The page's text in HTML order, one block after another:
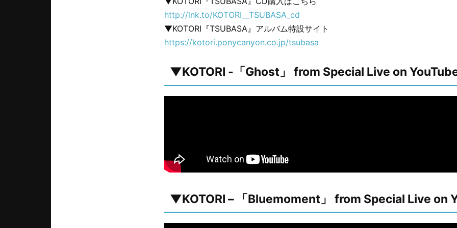
http://lnk.to/KOTORI__TSUBASA_cd
▼KOTORI『TSUBASA』アルバム特設サイト
https://kotori.ponycanyon.co.jp/tsubasa
▼KOTORI -「Ghost」 from Special Live on
▼KOTORI – 「Bluemoment」 from Special Live on